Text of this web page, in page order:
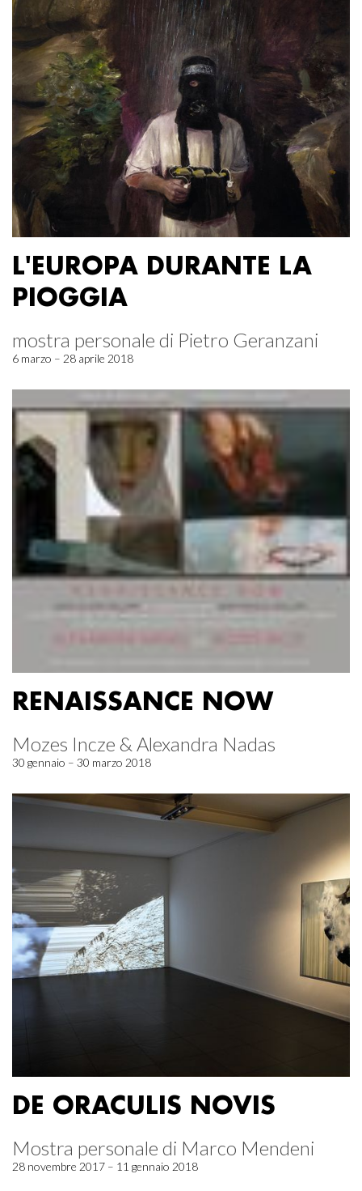
L'EUROPA DURANTE LA
PIOGGIA
mostra personale di Pietro Geranzani
6 marzo – 28 aprile 2018
RENAISSANCE NOW
Mozes Incze & Alexandra Nadas
30 gennaio – 30 marzo 2018
DE ORACULIS NOVIS
Mostra personale di Marco Mendeni
28 novembre 2017 – 11 gennaio 2018